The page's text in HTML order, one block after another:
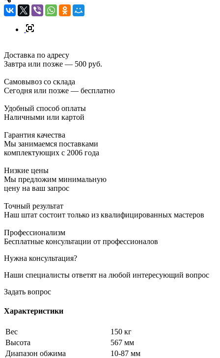
Доставка по адресу
Завтра или позже — 500 руб.
Самовывоз со склада
Сегодня или позже — бесплатно
Удобный способ оплаты
Наличными или картой
Гарантия качества
Мы занимаемся поставками
комплектующих с 2006 года
Низкие цены
Мы предложим минимальную
цену на ваш запрос
Точный результат
Наш штат состоит только из квалифицированных мастеров
Профессионализм
Бесплатные консультации от профессионалов
Нужна консультация?
Наши специалисты ответят на любой интересующий вопрос
Задать вопрос
Характеристики
Вес
150 кг
Высота
567 мм
Диапазон обжима
10-87 мм